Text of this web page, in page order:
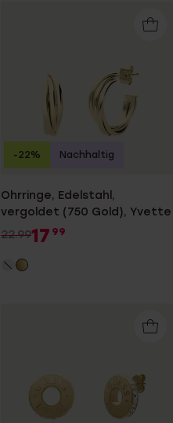
Ohrringe, Edelstahl,
vergoldet (750 Gold), Yvette
22.9917 99
-22% Nachhaltig